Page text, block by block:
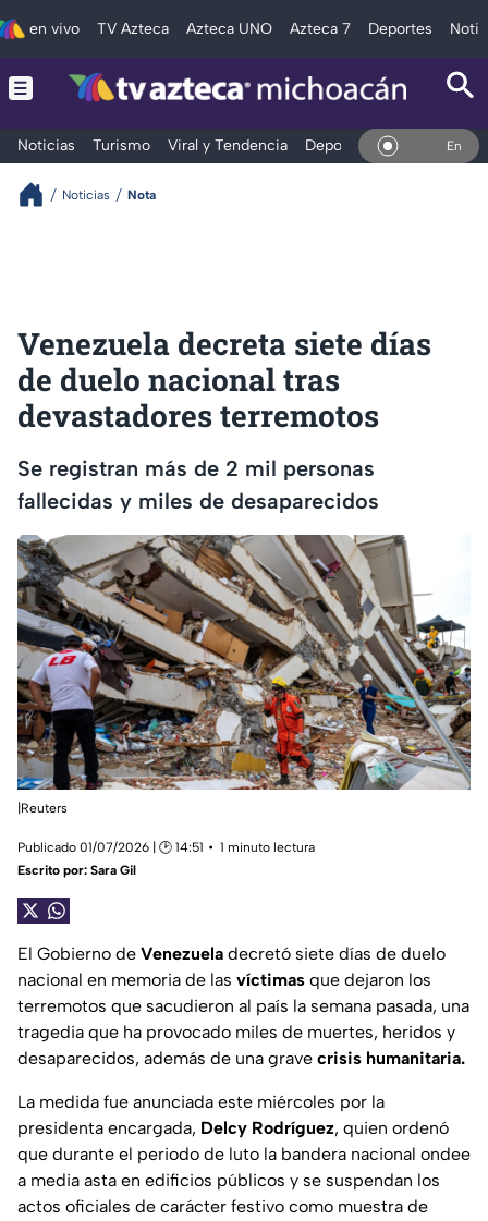
en vivo TV Azteca Azteca UNO Azteca 7 Deportes
Noticias Turismo Viral y Tendencia Deportes Espectáculos
En Vivo
Noticias Nota
Venezuela decreta siete días
de duelo nacional tras
devastadores terremotos
Se registran más de 2 mil personas
fallecidas y miles de desaparecidos
|Reuters
Publicado 01/07/2026 | 🕑 14:51
1 minuto lectura
Escrito por: Sara Gil
El Gobierno de Venezuela decretó siete días de duelo
nacional en memoria de las víctimas que dejaron los
terremotos que sacudieron al país la semana pasada, una
tragedia que ha provocado miles de muertes, heridos y
desaparecidos, además de una grave crisis humanitaria.
La medida fue anunciada este miércoles por la
presidenta encargada, Delcy Rodríguez, quien ordenó
que durante el periodo de luto la bandera nacional ondee
a media asta en edificios públicos y se suspendan los
actos oficiales de carácter festivo como muestra de